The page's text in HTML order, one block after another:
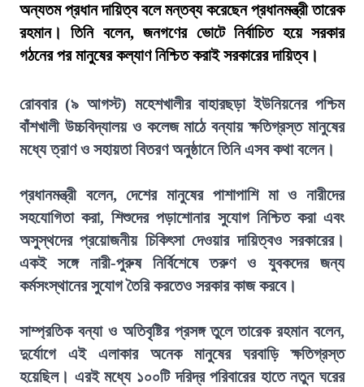
অন্যতম প্রধান দায়িত্ব বলে মন্তব্য করেছেন প্রধানমন্ত্রী তারেক
রহমান। তিনি বলেন, জনগণের ভোটে নির্বাচিত হয়ে সরকার
গঠনের পর মানুষের কল্যাণ নিশ্চিত করাই সরকারের দায়িত্ব।
রোববার (৯ আগস্ট) মহেশখালীর বাহারছড়া ইউনিয়নের পশ্চিম
বাঁশখালী উচ্চবিদ্যালয় ও কলেজ মাঠে বন্যায় ক্ষতিগ্রস্ত মানুষের
মধ্যে ত্রাণ ও সহায়তা বিতরণ অনুষ্ঠানে তিনি এসব কথা বলেন।
প্রধানমন্ত্রী বলেন, দেশের মানুষের পাশাপাশি মা ও নারীদের
সহযোগিতা করা, শিশুদের পড়াশোনার সুযোগ নিশ্চিত করা এবং
অসুস্থদের প্রয়োজনীয় চিকিৎসা দেওয়ার দায়িত্বও সরকারের।
একই সঙ্গে নারী-পুরুষ নির্বিশেষে তরুণ ও যুবকদের জন্য
কর্মসংস্থানের সুযোগ তৈরি করতেও সরকার কাজ করবে।
সাম্প্রতিক বন্যা ও অতিবৃষ্টির প্রসঙ্গ তুলে তারেক রহমান বলেন,
দুর্যোগে এই এলাকার অনেক মানুষের ঘরবাড়ি ক্ষতিগ্রস্ত
হয়েছিল। এরই মধ্যে ১০০টি দরিদ্র পরিবারের হাতে নতুন ঘরের